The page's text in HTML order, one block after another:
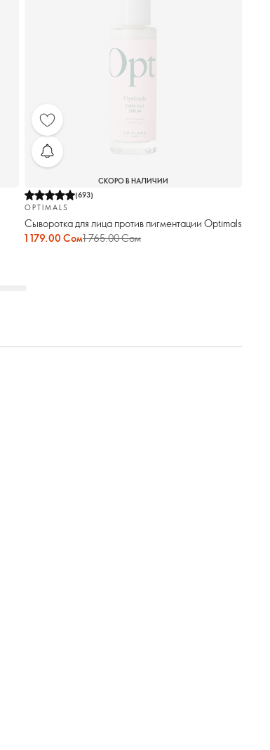
СКОРО В НАЛИЧИИ
(693)
OPTIMALS
Сыворотка для лица против пигментации Optimals
1 179.00 Сом1 765.00 Сом